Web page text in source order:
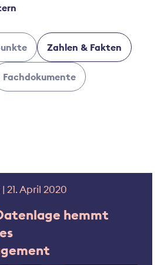
Zahlen & Fakten
Fachdokumente
21. April 2020
hemmt